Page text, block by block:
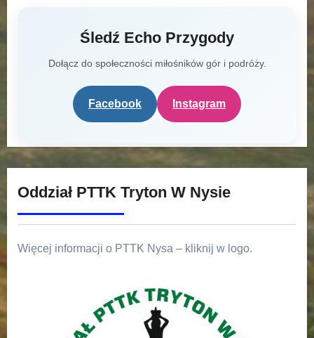
Śledź Echo Przygody
Dołącz do społeczności miłośników gór i podróży.
Facebook Instagram
Oddział PTTK Tryton W Nysie
Więcej informacji o PTTK Nysa – kliknij w logo.